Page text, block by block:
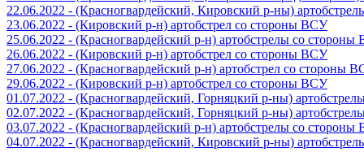
22.06.2022 - (Красногвардейский, Кировский р-ны)
23.06.2022 - (Кировский р-н) артобстрел со стороны ВСУ
25.06.2022 - (Красногвардейский р-н) артобстрелы со
26.06.2022 - (Кировский р-н) артобстрел со стороны ВСУ
27.06.2022 - (Красногвардейский р-н) артобстрел со стороны
29.06.2022 - (Кировский р-н) артобстрел со стороны ВСУ
01.07.2022 - (Красногвардейский, Горняцкий р-ны)
02.07.2022 - (Красногвардейский, Горняцкий р-ны)
03.07.2022 - (Красногвардейский р-н) артобстрелы со
04.07.2022 - (Красногвардейский, Кировский р-ны)